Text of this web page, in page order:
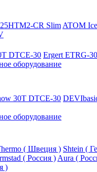
CR Slim ATOM
DTCE-30 Ergert ETRG-30
оборудование
30T DTCE-30
оборудование
( Швеция ) Shtein (
( Россия ) Aura (
)